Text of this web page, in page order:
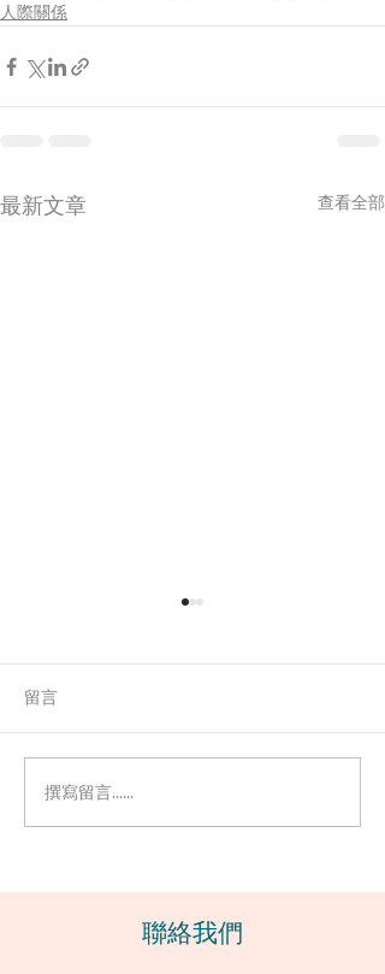
人際關係
最新文章 查看全部
5個提示 - 如何辨識潛在暴
力男性？
留言
撰寫留言......
​聯絡我們